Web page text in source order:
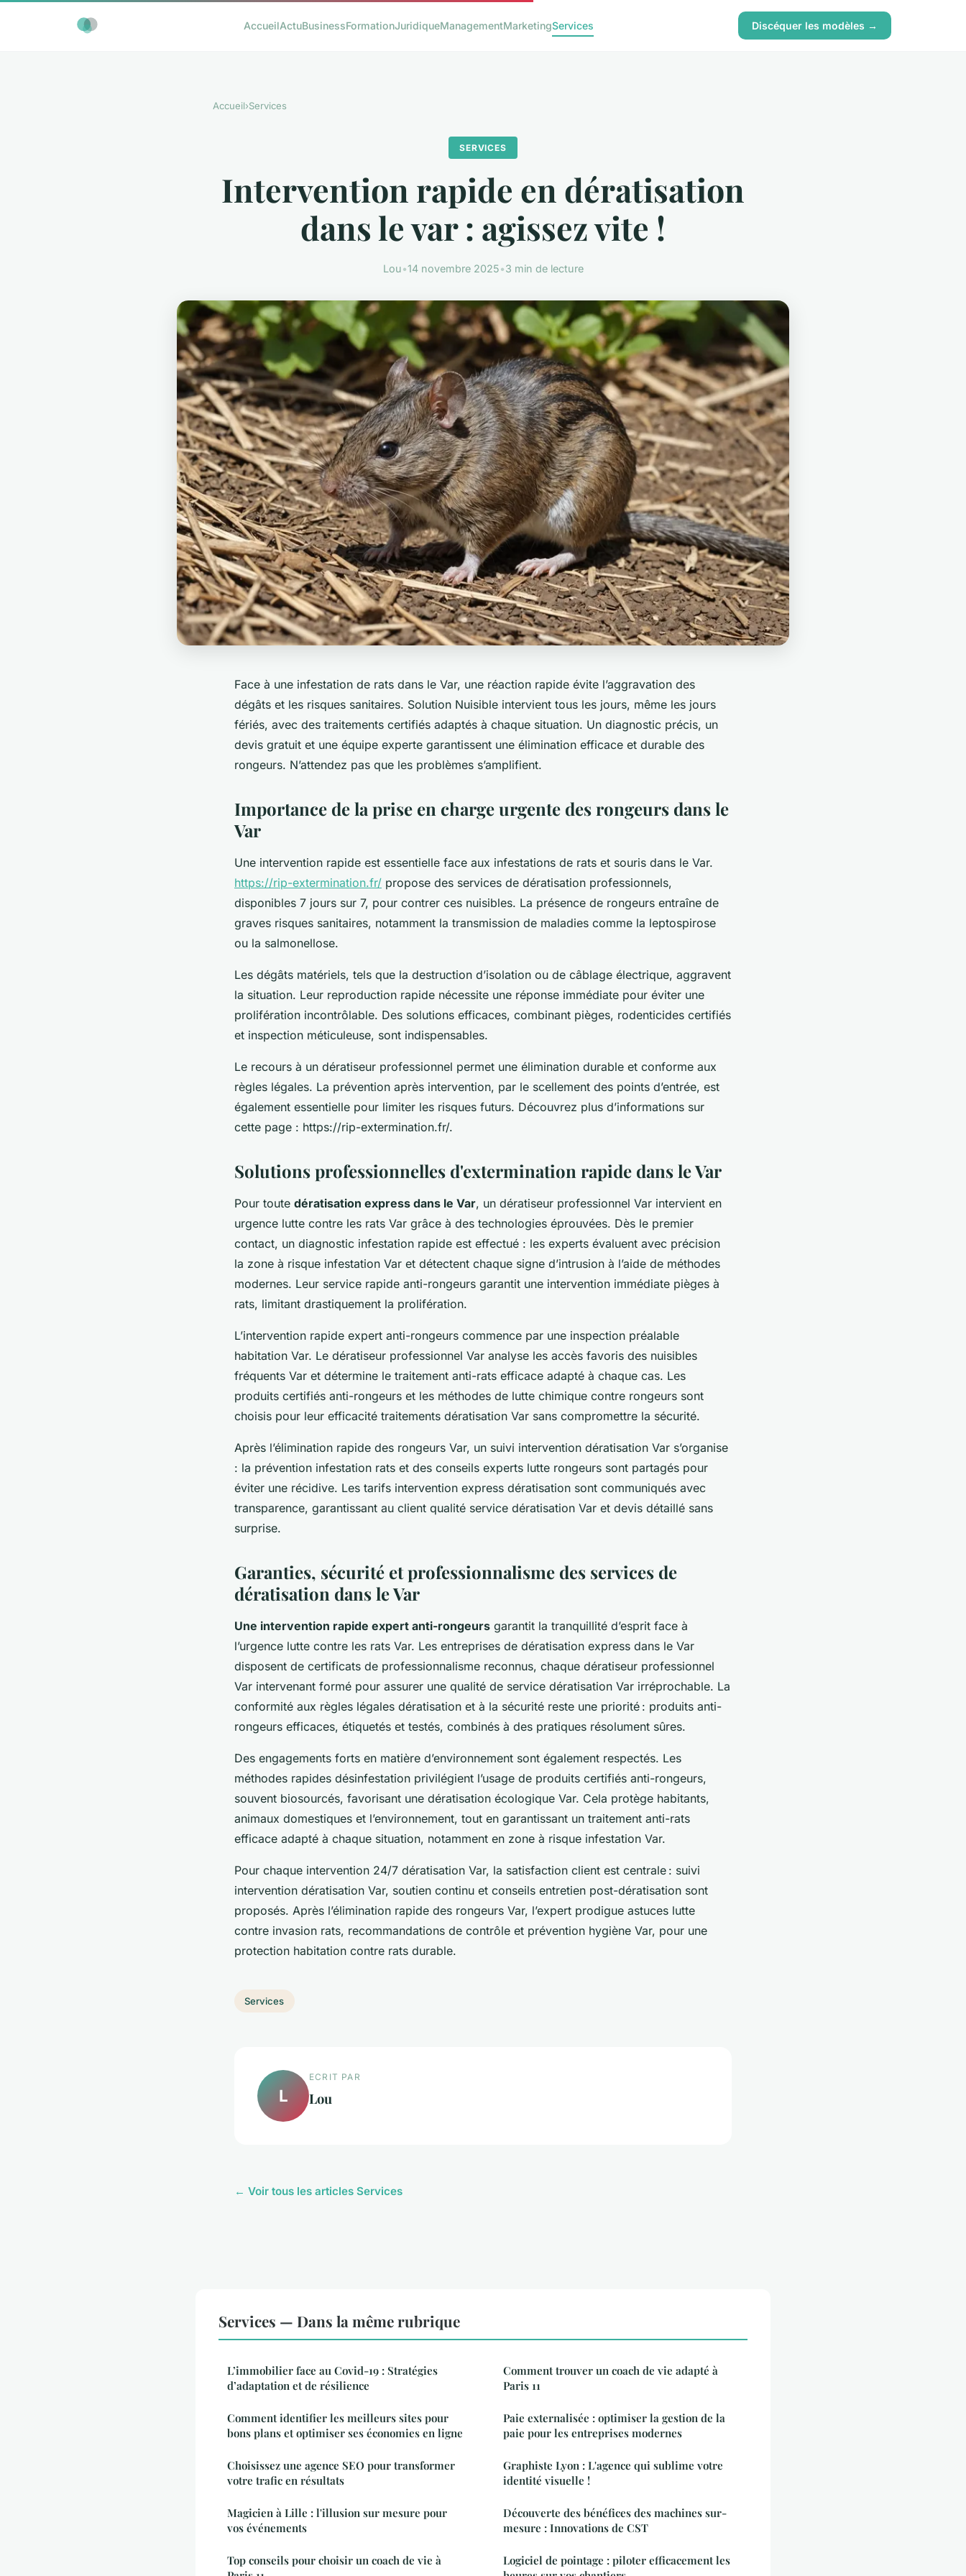
AccueilActuBusinessFormationJuridiqueManagementMarketingServices Discéquer les modèles →
Accueil›Services
SERVICES
Intervention rapide en dératisation
dans le var : agissez vite !
Lou•14 novembre 2025•3 min de lecture
Face à une infestation de rats dans le Var, une réaction rapide évite l’aggravation des
dégâts et les risques sanitaires. Solution Nuisible intervient tous les jours, même les jours
fériés, avec des traitements certifiés adaptés à chaque situation. Un diagnostic précis, un
devis gratuit et une équipe experte garantissent une élimination efficace et durable des
rongeurs. N’attendez pas que les problèmes s’amplifient.
Importance de la prise en charge urgente des rongeurs dans le
Var
Une intervention rapide est essentielle face aux infestations de rats et souris dans le Var.
https://rip-extermination.fr/ propose des services de dératisation professionnels,
disponibles 7 jours sur 7, pour contrer ces nuisibles. La présence de rongeurs entraîne de
graves risques sanitaires, notamment la transmission de maladies comme la leptospirose
ou la salmonellose.
Les dégâts matériels, tels que la destruction d’isolation ou de câblage électrique, aggravent
la situation. Leur reproduction rapide nécessite une réponse immédiate pour éviter une
prolifération incontrôlable. Des solutions efficaces, combinant pièges, rodenticides certifiés
et inspection méticuleuse, sont indispensables.
Le recours à un dératiseur professionnel permet une élimination durable et conforme aux
règles légales. La prévention après intervention, par le scellement des points d’entrée, est
également essentielle pour limiter les risques futurs. Découvrez plus d’informations sur
cette page : https://rip-extermination.fr/.
Solutions professionnelles d'extermination rapide dans le Var
Pour toute dératisation express dans le Var, un dératiseur professionnel Var intervient en
urgence lutte contre les rats Var grâce à des technologies éprouvées. Dès le premier
contact, un diagnostic infestation rapide est effectué : les experts évaluent avec précision
la zone à risque infestation Var et détectent chaque signe d’intrusion à l’aide de méthodes
modernes. Leur service rapide anti-rongeurs garantit une intervention immédiate pièges à
rats, limitant drastiquement la prolifération.
L’intervention rapide expert anti-rongeurs commence par une inspection préalable
habitation Var. Le dératiseur professionnel Var analyse les accès favoris des nuisibles
fréquents Var et détermine le traitement anti-rats efficace adapté à chaque cas. Les
produits certifiés anti-rongeurs et les méthodes de lutte chimique contre rongeurs sont
choisis pour leur efficacité traitements dératisation Var sans compromettre la sécurité.
Après l’élimination rapide des rongeurs Var, un suivi intervention dératisation Var s’organise
: la prévention infestation rats et des conseils experts lutte rongeurs sont partagés pour
éviter une récidive. Les tarifs intervention express dératisation sont communiqués avec
transparence, garantissant au client qualité service dératisation Var et devis détaillé sans
surprise.
Garanties, sécurité et professionnalisme des services de
dératisation dans le Var
Une intervention rapide expert anti-rongeurs garantit la tranquillité d’esprit face à
l’urgence lutte contre les rats Var. Les entreprises de dératisation express dans le Var
disposent de certificats de professionnalisme reconnus, chaque dératiseur professionnel
Var intervenant formé pour assurer une qualité de service dératisation Var irréprochable. La
conformité aux règles légales dératisation et à la sécurité reste une priorité : produits anti-
rongeurs efficaces, étiquetés et testés, combinés à des pratiques résolument sûres.
Des engagements forts en matière d’environnement sont également respectés. Les
méthodes rapides désinfestation privilégient l’usage de produits certifiés anti-rongeurs,
souvent biosourcés, favorisant une dératisation écologique Var. Cela protège habitants,
animaux domestiques et l’environnement, tout en garantissant un traitement anti-rats
efficace adapté à chaque situation, notamment en zone à risque infestation Var.
Pour chaque intervention 24/7 dératisation Var, la satisfaction client est centrale : suivi
intervention dératisation Var, soutien continu et conseils entretien post-dératisation sont
proposés. Après l’élimination rapide des rongeurs Var, l’expert prodigue astuces lutte
contre invasion rats, recommandations de contrôle et prévention hygiène Var, pour une
protection habitation contre rats durable.
Services
L
ECRIT PAR
Lou
← Voir tous les articles Services
Services — Dans la même rubrique
L’immobilier face au Covid-19 : Stratégies
d’adaptation et de résilience
Comment identifier les meilleurs sites pour
bons plans et optimiser ses économies en ligne
Choisissez une agence SEO pour transformer
votre trafic en résultats
Magicien à Lille : l'illusion sur mesure pour
vos événements
Top conseils pour choisir un coach de vie à
Comment trouver un coach de vie adapté à
Paris 11
Paie externalisée : optimiser la gestion de la
paie pour les entreprises modernes
Graphiste Lyon : L'agence qui sublime votre
identité visuelle !
Découverte des bénéfices des machines sur-
mesure : Innovations de CST
Logiciel de pointage : piloter efficacement les